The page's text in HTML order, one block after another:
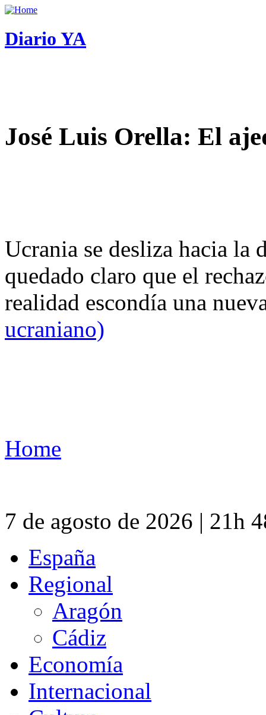
Diario YA
José Luis Orella: El
Ucrania se desliza hacia
quedado claro que el
realidad escondía una
ucraniano)
Home
7 de agosto de 2026 | 21h
España
Regional
Aragón
Cádiz
Economía
Internacional